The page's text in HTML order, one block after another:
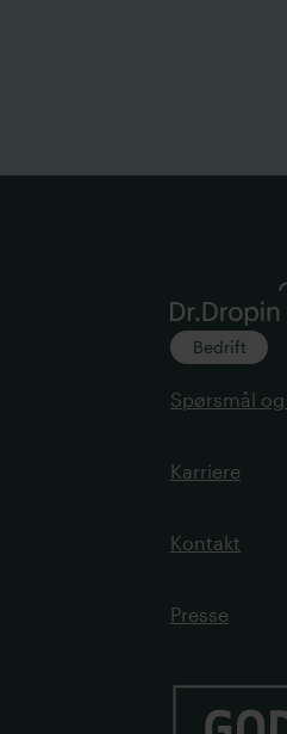
Bedrift
Spørsmål
Karriere
Kontakt
Presse